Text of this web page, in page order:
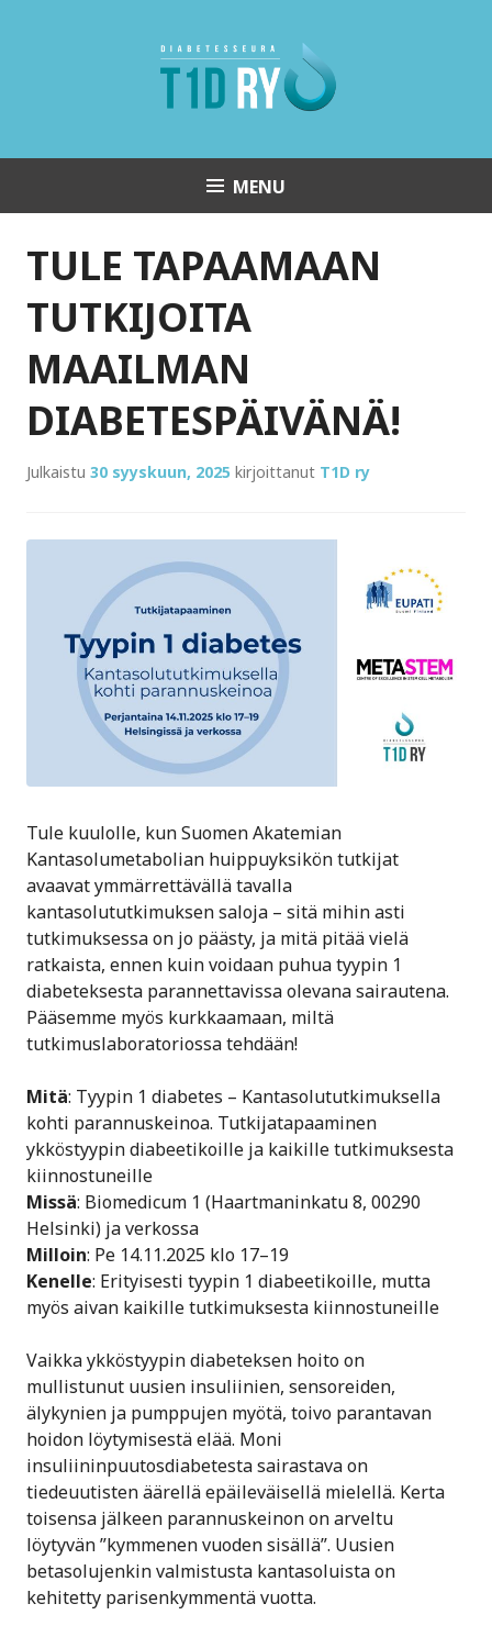
Diabetesseura T1D ry
MENU
TULE TAPAAMAAN
TUTKIJOITA
MAAILMAN
DIABETESPÄIVÄNÄ!
Julkaistu 30 syyskuun, 2025 kirjoittanut T1D ry
Tule kuulolle, kun Suomen Akatemian
Kantasolumetabolian huippuyksikön tutkijat
avaavat ymmärrettävällä tavalla
kantasolututkimuksen saloja – sitä mihin asti
tutkimuksessa on jo päästy, ja mitä pitää vielä
ratkaista, ennen kuin voidaan puhua tyypin 1
diabeteksesta parannettavissa olevana sairautena.
Pääsemme myös kurkkaamaan, miltä
tutkimuslaboratoriossa tehdään!
Mitä: Tyypin 1 diabetes – Kantasolututkimuksella
kohti parannuskeinoa. Tutkijatapaaminen
ykköstyypin diabeetikoille ja kaikille tutkimuksesta
kiinnostuneille
Missä: Biomedicum 1 (Haartmaninkatu 8, 00290
Helsinki) ja verkossa
Milloin: Pe 14.11.2025 klo 17–19
Kenelle: Erityisesti tyypin 1 diabeetikoille, mutta
myös aivan kaikille tutkimuksesta kiinnostuneille
Vaikka ykköstyypin diabeteksen hoito on
mullistunut uusien insuliinien, sensoreiden,
älykynien ja pumppujen myötä, toivo parantavan
hoidon löytymisestä elää. Moni
insuliininpuutosdiabetesta sairastava on
tiedeuutisten äärellä epäileväisellä mielellä. Kerta
toisensa jälkeen parannuskeinon on arveltu
löytyvän ”kymmenen vuoden sisällä”. Uusien
betasolujenkin valmistusta kantasoluista on
kehitetty parisenkymmentä vuotta.